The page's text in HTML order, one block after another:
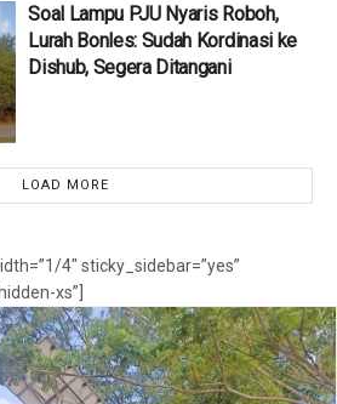
Soal Lampu PJU Nyaris Roboh,
Lurah Bonles: Sudah Kordinasi ke
Dishub, Segera Ditangani
LOAD MORE
4″ sticky_sidebar=”yes”
xs”]